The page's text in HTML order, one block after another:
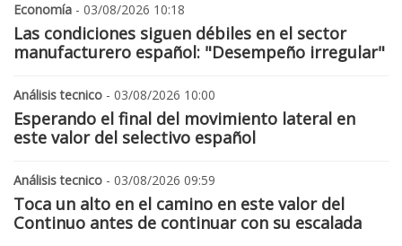
Economía - 03/08/2026 10:18
Las condiciones siguen débiles en el sector
manufacturero español: "Desempeño irregular"
Análisis tecnico - 03/08/2026 10:00
Esperando el final del movimiento lateral en
este valor del selectivo español
Análisis tecnico - 03/08/2026 09:59
Toca un alto en el camino en este valor del
Continuo antes de continuar con su escalada